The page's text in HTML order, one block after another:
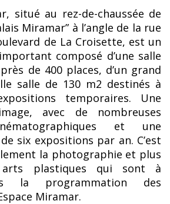
situé au rez-de-chaussée de
Miramar” à l’angle de la rue
de La Croisette, est un
composé d’une salle
de 400 places, d’un grand
salle de 130 m2 destinés à
temporaires. Une
avec de nombreuses
et une
six expositions par an. C’est
la photographie et plus
arts plastiques qui sont à
la programmation des
Miramar.